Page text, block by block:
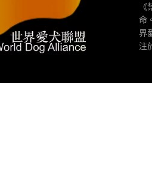
命
界
注